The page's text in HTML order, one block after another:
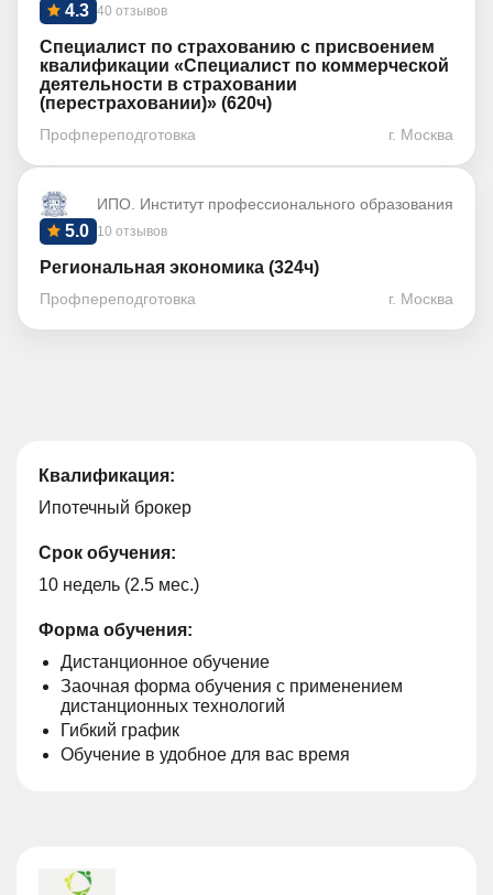
40 отзывов
4.3
Специалист по страхованию с присвоением
квалификации «Специалист по коммерческой
деятельности в страховании
(перестраховании)» (620ч)
Профпереподготовка г. Москва
ИПО. Институт профессионального образования
10 отзывов
5.0
Региональная экономика (324ч)
Профпереподготовка г. Москва
Квалификация:
Ипотечный брокер
Срок обучения:
10 недель (2.5 мес.)
Форма обучения:
Дистанционное обучение
Заочная форма обучения с применением
дистанционных технологий
Гибкий график
Обучение в удобное для вас время